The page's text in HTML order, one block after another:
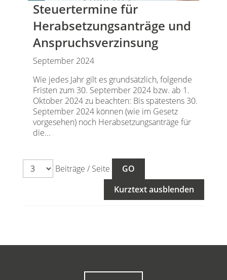
Steuertermine für
Herabsetzungsanträge und
Anspruchsverzinsung
September 2024
Wie jedes Jahr gilt es grundsätzlich, folgende
Fristen zum 30. September 2024 bzw. ab 1.
Oktober 2024 zu beachten: Bis spätestens 30.
September 2024 können (wie im Gesetz
vorgesehen) noch Herabsetzungsanträge für
die...
Beiträge / Seite
Kurztext ausblenden